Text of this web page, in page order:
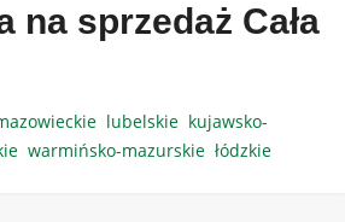
na sprzedaż Cała
lubelskie kujawsko-
warmińsko-mazurskie łódzkie